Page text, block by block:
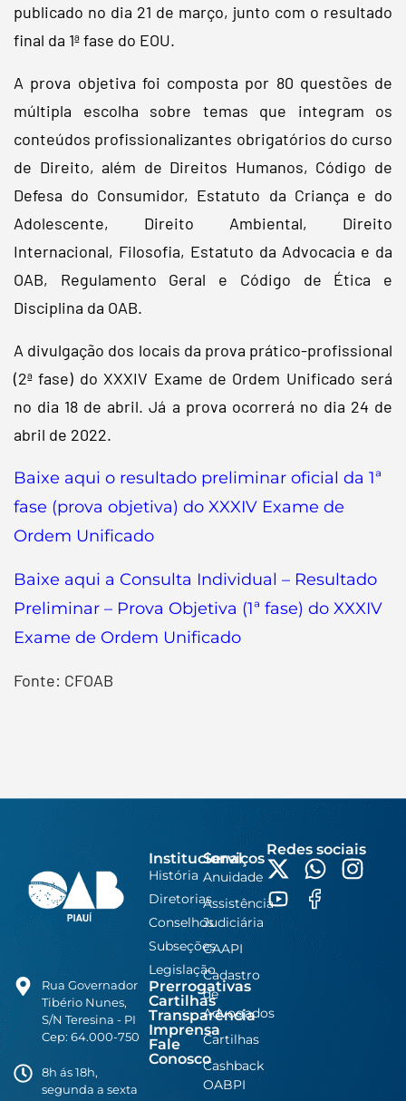
publicado no dia 21 de março, junto com o resultado
final da 1ª fase do EOU.
A prova objetiva foi composta por 80 questões de
múltipla escolha sobre temas que integram os
conteúdos profissionalizantes obrigatórios do curso
de Direito, além de Direitos Humanos, Código de
Defesa do Consumidor, Estatuto da Criança e do
Adolescente, Direito Ambiental, Direito
Internacional, Filosofia, Estatuto da Advocacia e da
OAB, Regulamento Geral e Código de Ética e
Disciplina da OAB.
A divulgação dos locais da prova prático-profissional
(2ª fase) do XXXIV Exame de Ordem Unificado será
no dia 18 de abril. Já a prova ocorrerá no dia 24 de
abril de 2022.
Baixe aqui o resultado preliminar oficial da 1ª
fase (prova objetiva) do XXXIV Exame de
Ordem Unificado
Baixe aqui a Consulta Individual – Resultado
Preliminar – Prova Objetiva (1ª fase) do XXXIV
Exame de Ordem Unificado
Fonte: CFOAB
Rua Governador
Tibério Nunes,
S/N Teresina - PI
Cep: 64.000-750
8h ás 18h,
segunda a sexta
Institucional
História
Diretorias
Conselhos
Subseções
Legislação
Prerrogativas
Cartilhas
Transparência
Imprensa
Fale
Conosco
Serviços
Anuidade
Assistência
Judiciária
CAAPI
Cadastro
de
Advogados
Cartilhas
Cashback
OABPI
Redes sociais